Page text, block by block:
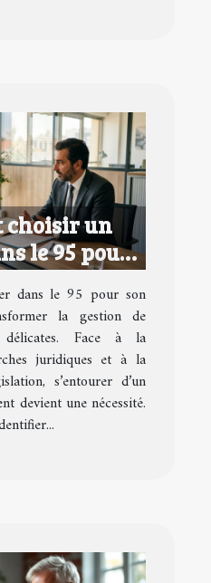
choisir un
le 95 pour
?
dans le 95 pour son
la gestion de
délicates. Face à la
juridiques et à la
s’entourer d’un
devient une nécessité.